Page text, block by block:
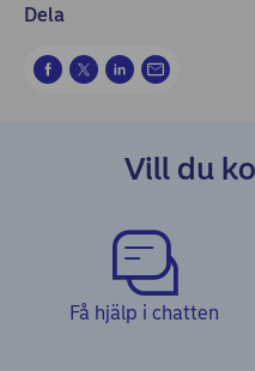
Dela
Vill du
Få hjälp i chatten